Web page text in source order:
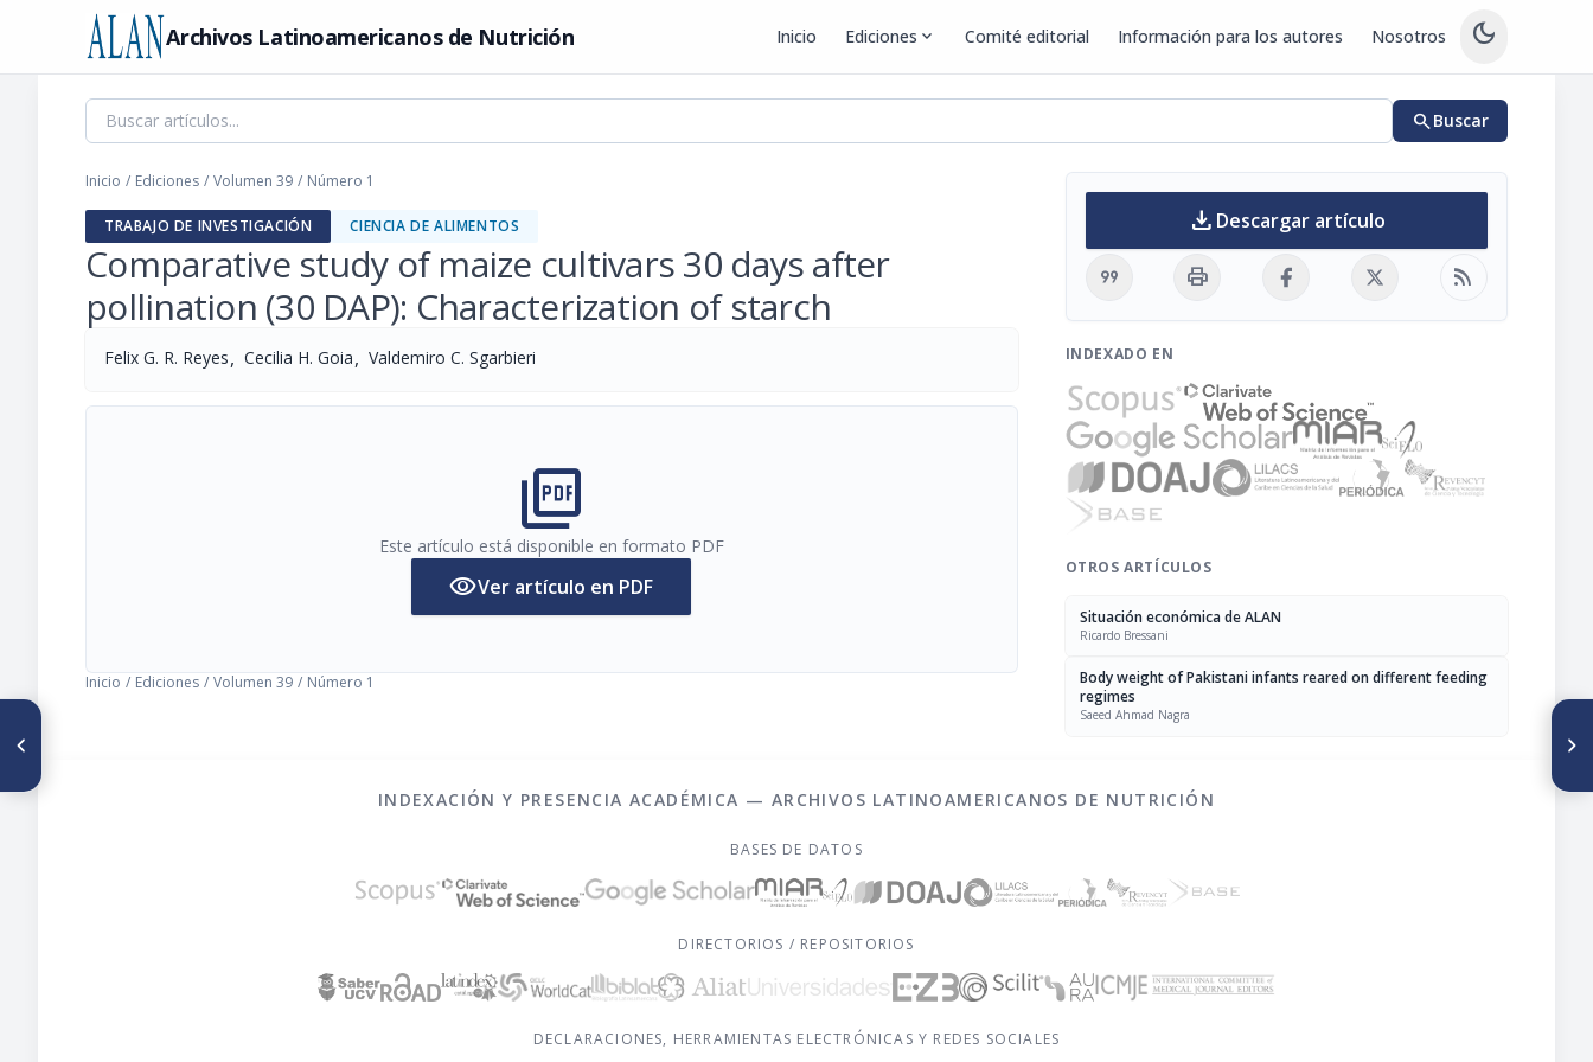
Archivos Latinoamericanos de Nutrición Inicio Ediciones expand_more Comité editorial Información para los autores Nosotros dark_mode
searchBuscar
Inicio / Ediciones / Volumen 39 / Número 1
TRABAJO DE INVESTIGACIÓN CIENCIA DE ALIMENTOS
Comparative study of maize cultivars 30 days after
pollination (30 DAP): Characterization of starch
Felix G. R. Reyes, Cecilia H. Goia, Valdemiro C. Sgarbieri
picture_as_pdf
Este artículo está disponible en formato PDF
visibilityVer artículo en PDF
Inicio / Ediciones / Volumen 39 / Número 1
download Descargar artículo
format_quote print rss_feed
INDEXADO EN
OTROS ARTÍCULOS
Situación económica de ALAN
Ricardo Bressani
Body weight of Pakistani infants reared on different feeding
regimes
Saeed Ahmad Nagra
INDEXACIÓN Y PRESENCIA ACADÉMICA — ARCHIVOS LATINOAMERICANOS DE NUTRICIÓN
BASES DE DATOS
DIRECTORIOS / REPOSITORIOS
DECLARACIONES, HERRAMIENTAS ELECTRÓNICAS Y REDES SOCIALES